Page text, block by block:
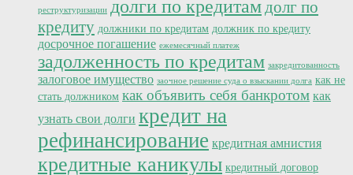
реструктуризации долги по кредитамдолг по
кредиту должники по кредитам должник по кредиту
досрочное погашение ежемесячный платеж
задолженность по кредитам закредитованность
залоговое имущество заочное решение суда о взыскании долга как не
стать должником как объявить себя банкротом как
узнать свои долги кредит на
рефинансирование кредитная амнистия
кредитные каникулы кредитный договор